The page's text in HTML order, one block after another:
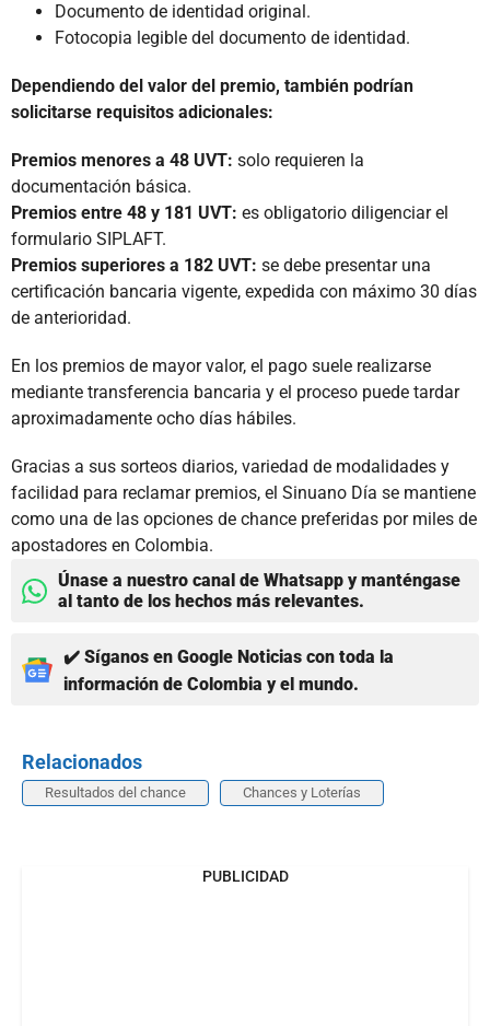
Documento de identidad original.
Fotocopia legible del documento de identidad.
Dependiendo del valor del premio, también podrían
solicitarse requisitos adicionales:
Premios menores a 48 UVT: solo requieren la
documentación básica.
Premios entre 48 y 181 UVT: es obligatorio diligenciar el
formulario SIPLAFT.
Premios superiores a 182 UVT: se debe presentar una
certificación bancaria vigente, expedida con máximo 30 días
de anterioridad.
En los premios de mayor valor, el pago suele realizarse
mediante transferencia bancaria y el proceso puede tardar
aproximadamente ocho días hábiles.
Gracias a sus sorteos diarios, variedad de modalidades y
facilidad para reclamar premios, el Sinuano Día se mantiene
como una de las opciones de chance preferidas por miles de
apostadores en Colombia.
Únase a nuestro canal de Whatsapp y manténgase
al tanto de los hechos más relevantes.
✔️ Síganos en Google Noticias con toda la
información de Colombia y el mundo.
Relacionados
Resultados del chance Chances y Loterías
PUBLICIDAD